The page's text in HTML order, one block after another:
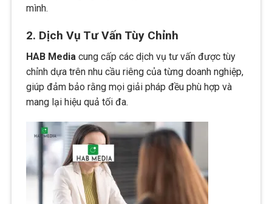
mình.
2. Dịch Vụ Tư Vấn Tùy Chỉnh
HAB Media cung cấp các dịch vụ tư vấn được tùy
chỉnh dựa trên nhu cầu riêng của từng doanh nghiệp,
giúp đảm bảo rằng mọi giải pháp đều phù hợp và
mang lại hiệu quả tối đa.